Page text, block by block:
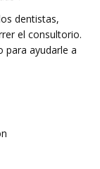
dentistas,
el consultorio.
para ayudarle a